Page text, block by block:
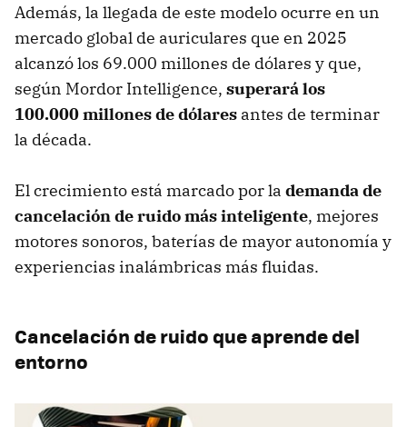
Además, la llegada de este modelo ocurre en un
mercado global de auriculares que en 2025
alcanzó los 69.000 millones de dólares y que,
según Mordor Intelligence, superará los
100.000 millones de dólares antes de terminar
la década.
El crecimiento está marcado por la demanda de
cancelación de ruido más inteligente, mejores
motores sonoros, baterías de mayor autonomía y
experiencias inalámbricas más fluidas.
Cancelación de ruido que aprende del
entorno